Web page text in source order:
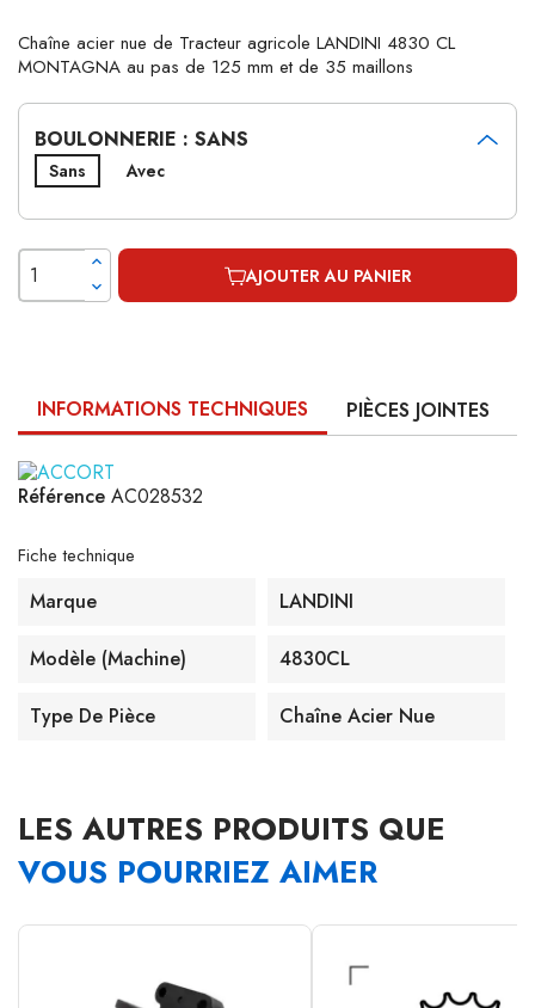
Chaîne acier nue de Tracteur agricole LANDINI 4830 CL
MONTAGNA au pas de 125 mm et de 35 maillons
BOULONNERIE : SANS
Sans Avec
AJOUTER AU PANIER
INFORMATIONS TECHNIQUES PIÈCES JOINTES
Référence AC028532
Fiche technique
Marque LANDINI
Modèle (machine) 4830CL
Type De Pièce Chaîne Acier Nue
LES AUTRES PRODUITS QUE
VOUS POURRIEZ AIMER